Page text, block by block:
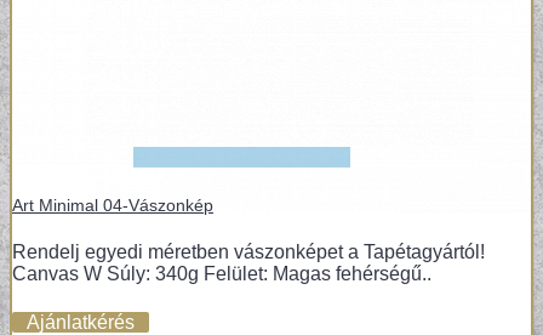
Art Minimal 04-Vászonkép
Rendelj egyedi méretben vászonképet a Tapétagyártól!
Canvas W Súly: 340g Felület: Magas fehérségű..
Ajánlatkérés